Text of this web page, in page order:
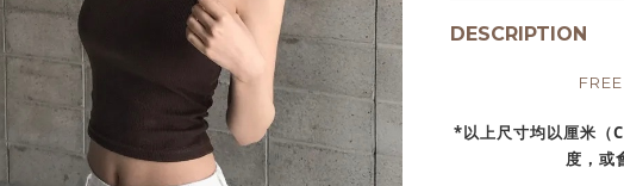
DESCRIPTION
*以上尺寸均以厘米（
度，或